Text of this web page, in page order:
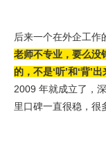
后来一个在外企工作
老师不专业，要么没
的，不是‘听’和‘背’出
2009 年就成立了，
里口碑一直很稳，很